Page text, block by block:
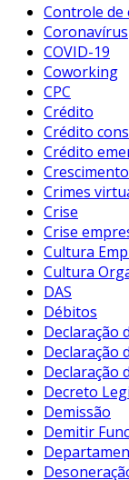
Controle de
Coronavírus
COVID-19
Coworking
CPC
Crédito
Crédito
Crédito
Crimes
Crise
Crise
Cultura
Cultura
DAS
Débitos
Declaração
Declaração
Declaração
Decreto
Demissão
Demitir